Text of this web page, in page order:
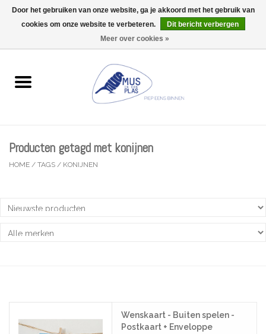
0 Artikelen - €0,00
Wenskaarten
Koopjes
Producten getagd met konijnen
HOME / TAGS / KONIJNEN
Wenskaart - Buiten spelen -
Postkaart + Enveloppe
Door het gebruiken van onze website, ga je akkoord met het gebruik van
cookies om onze website te verbeteren.
Dit bericht verbergen
Meer over cookies »
Wij zijn uitzonderlijk gesloten op Do 13/08